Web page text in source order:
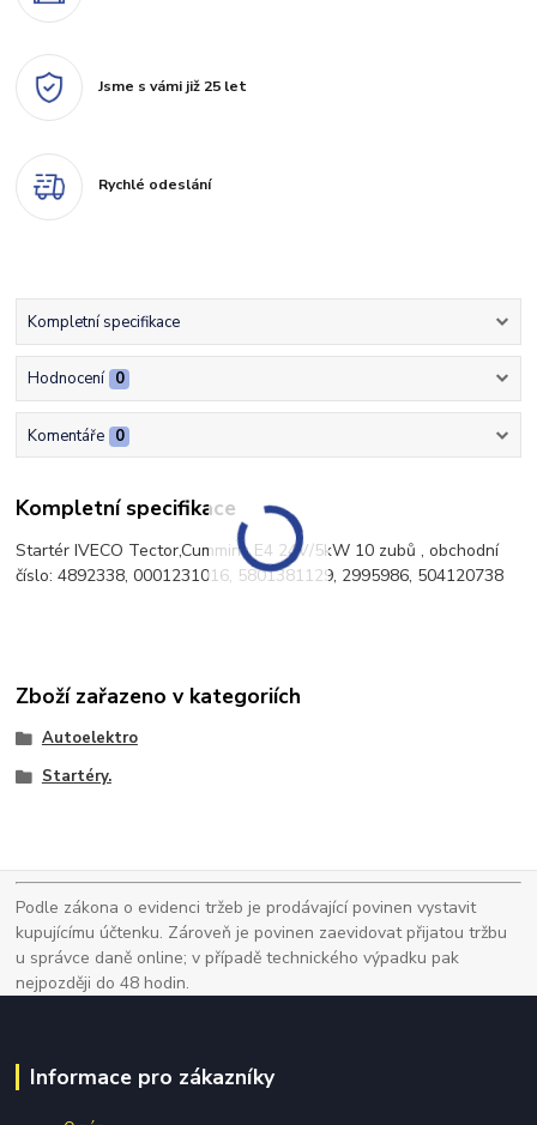
Jsme s vámi již 25 let
Rychlé odeslání
Kompletní specifikace
Hodnocení 0
Komentáře 0
Kompletní specifikace
Startér IVECO Tector,Cummins E4 24V/5kW 10 zubů , obchodní
číslo: 4892338, 0001231016, 5801381129, 2995986, 504120738
Zboží zařazeno v kategoriích
Autoelektro
Startéry.
Podle zákona o evidenci tržeb je prodávající povinen vystavit
kupujícímu účtenku. Zároveň je povinen zaevidovat přijatou tržbu
u správce daně online; v případě technického výpadku pak
nejpozději do 48 hodin.
Informace pro zákazníky